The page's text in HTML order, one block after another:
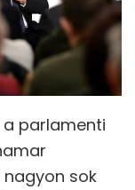
a parlamenti
sok